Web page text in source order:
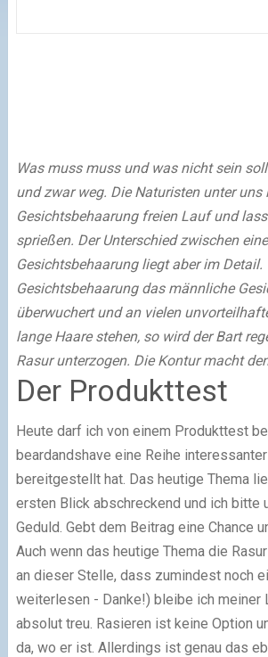
Was muss muss und was nicht sein
und zwar weg. Die Naturisten unter uns
Gesichtsbehaarung freien Lauf und
sprießen. Der Unterschied zwischen
Gesichtsbehaarung liegt aber im Detail.
Gesichtsbehaarung das männliche
überwuchert und an vielen
lange Haare stehen, so wird der Bart
Rasur unterzogen. Die Kontur macht
Der Produkttest
Heute darf ich von einem Produkttest
beardandshave eine Reihe
bereitgestellt hat. Das heutige Thema
ersten Blick abschreckend und ich bitte
Geduld. Gebt dem Beitrag eine Chance
Auch wenn das heutige Thema die
an dieser Stelle, dass zumindest noch
weiterlesen - Danke!) bleibe ich meiner
absolut treu. Rasieren ist keine Option
da, wo er ist. Allerdings ist genau das